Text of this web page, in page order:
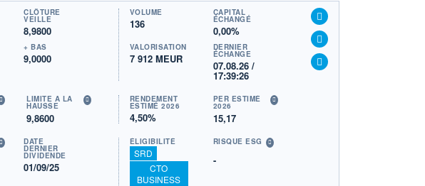
CLÔTURE
VEILLE
8,9800
+ BAS
9,0000
VOLUME
136
CAPITAL
ÉCHANGÉ
0,00%
VALORISATION
7 912 MEUR
DERNIER
ÉCHANGE
07.08.26 /
17:39:26
LIMITE À LA
HAUSSE
9,8600
RENDEMENT
ESTIMÉ 2026
4,50%
PER ESTIMÉ
2026
15,17
DATE
DERNIER
DIVIDENDE
01/09/25
ÉLIGIBILITÉ
SRD
CTO
BUSINESS
RISQUE ESG
-